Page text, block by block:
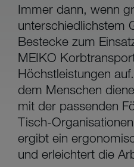
Immer dann, wenn
unterschiedlichstem
Bestecke zum
MEIKO
Höchstleistungen
dem Menschen
mit der passenden
Tisch-
ergibt ein
und erleichtert die